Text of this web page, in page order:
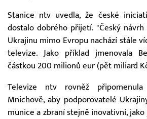
Stanice ntv uvedla, že české
dostalo dobrého přijetí. "Český
Ukrajinu mimo Evropu nachází stále
televize. Jako příklad jmenovala
částkou 200 milionů eur (pět miliard
Televize ntv rovněž
Mnichově, aby podporovatelé
munice a zbraní stejně inovativní,